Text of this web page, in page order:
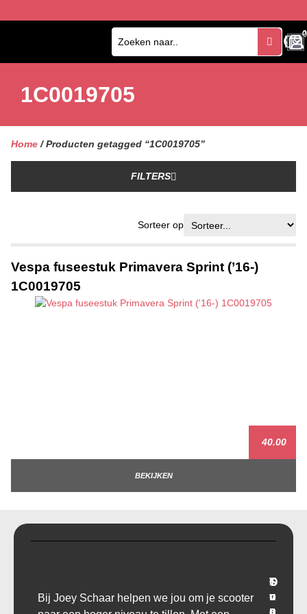
0
0
1C0019705
Home / Producten getagged “1C0019705”
FILTERS
Sorteer op
Vespa fuseestuk Primavera Sprint (’16-)
1C0019705
40.00
BEKIJKEN
Bij Joey Schaar helpen we jou om je scooter
T
r
a
O
v
e
S
u
p
C
o
n